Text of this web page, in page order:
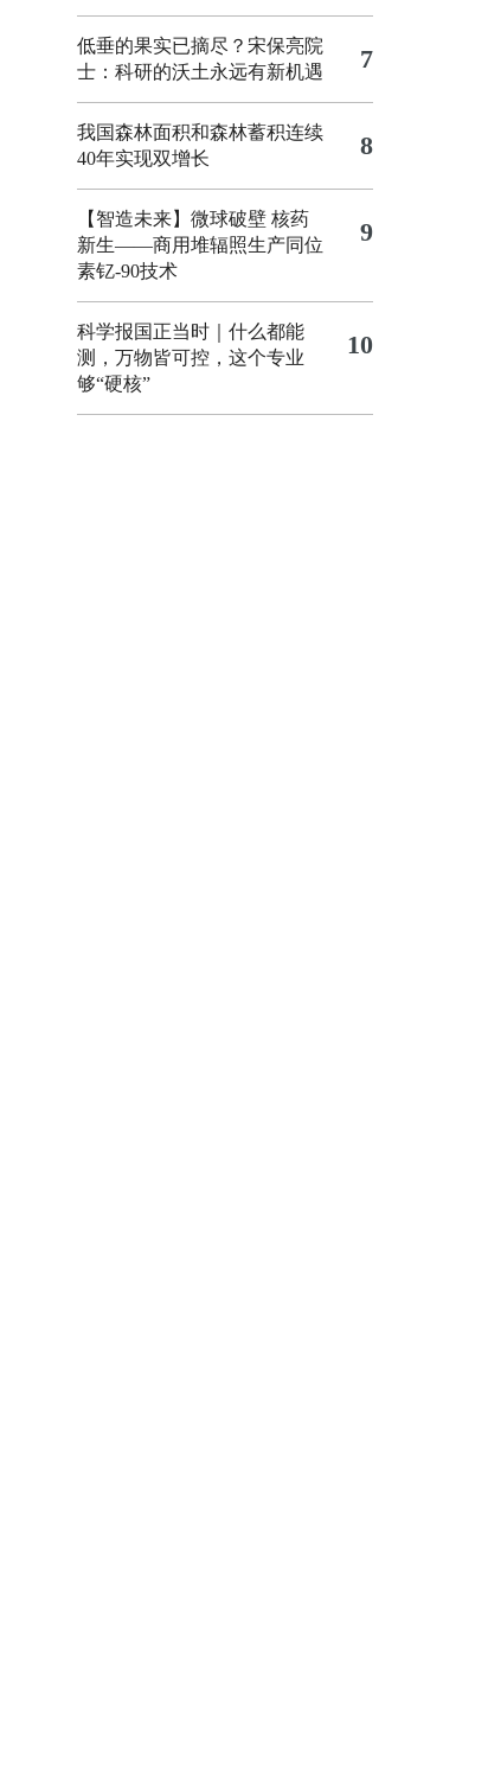
低垂的果实已摘尽？宋保亮院
士：科研的沃土永远有新机遇
7
我国森林面积和森林蓄积连续
40年实现双增长
8
【智造未来】微球破壁 核药
新生——商用堆辐照生产同位
素钇-90技术
9
科学报国正当时｜什么都能
测，万物皆可控，这个专业
够“硬核”
10